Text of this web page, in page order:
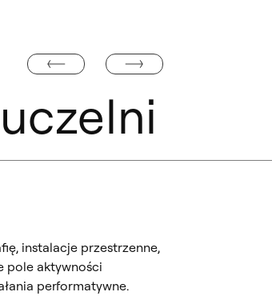
KUŁAKOWSKA
URSZULA ŚWIĘCICKA
instalacje przestrzenne,
pole aktywności
performatywne.